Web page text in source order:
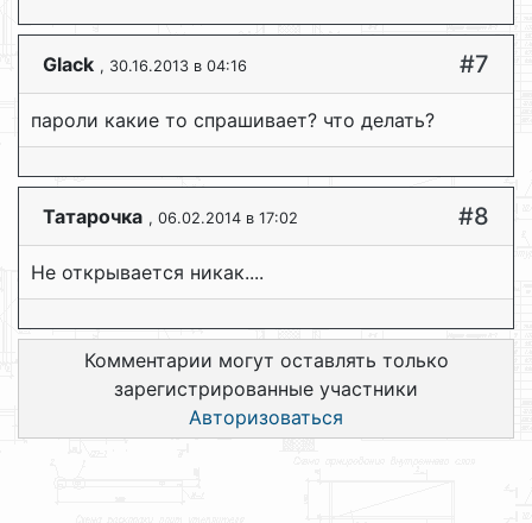
Glack , 30.16.2013 в 04:16 #7
пароли какие то спрашивает? что делать?
Татарочка , 06.02.2014 в 17:02 #8
Не открывается никак....
Комментарии могут оставлять только
зарегистрированные участники
Авторизоваться